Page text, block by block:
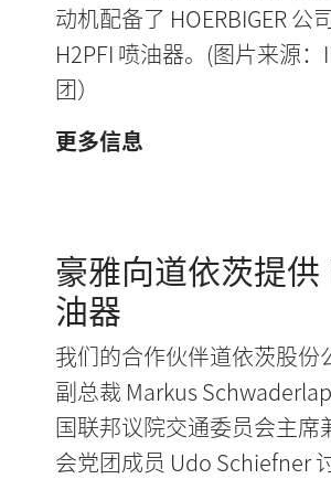
动机配备了 HOERBIGER 公
H2PFI 喷油器。(图片来源：
团）
更多信息
豪雅向道依茨提供
油器
我们的合作伙伴道依茨股份
副总裁 Markus
国联邦议院交通委员会主席
会党团成员 Udo Schiefner